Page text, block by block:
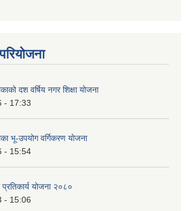
दश वर्षिय नगर शिक्षा योजना
- 17:33
भू-उपयोग वर्गिकरण योजना
- 15:54
प्रतिकार्य योजना २०८०
- 15:06